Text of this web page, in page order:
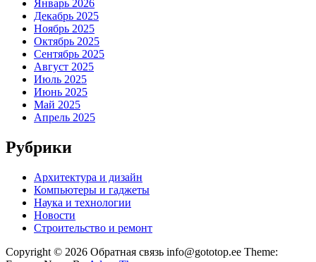
Январь 2026
Декабрь 2025
Ноябрь 2025
Октябрь 2025
Сентябрь 2025
Август 2025
Июль 2025
Июнь 2025
Май 2025
Апрель 2025
Рубрики
Архитектура и дизайн
Компьютеры и гаджеты
Наука и технологии
Новости
Строительство и ремонт
Copyright © 2026 Обратная связь info@gototop.ee Theme: